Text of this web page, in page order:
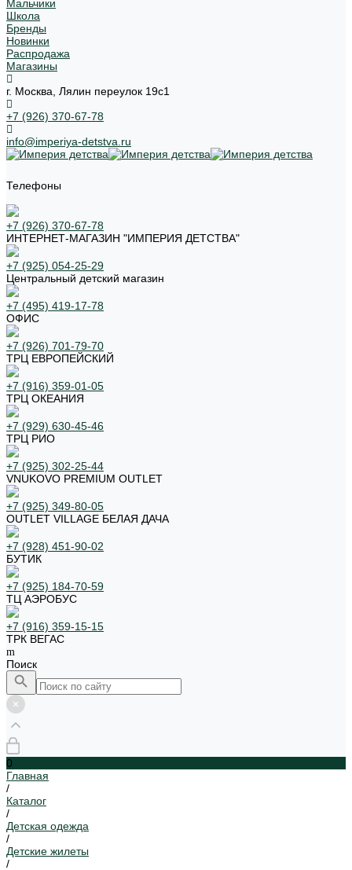
Мальчики
Школа
Бренды
Новинки
Распродажа
Магазины
г. Москва, Лялин переулок 19с1
+7 (926) 370-67-78
info@imperiya-detstva.ru
Телефоны
+7 (926) 370-67-78
ИНТЕРНЕТ-МАГАЗИН "ИМПЕРИЯ ДЕТСТВА"
+7 (925) 054-25-29
Центральный детский магазин
+7 (495) 419-17-78
ОФИС
+7 (926) 701-79-70
ТРЦ ЕВРОПЕЙСКИЙ
+7 (916) 359-01-05
ТРЦ ОКЕАНИЯ
+7 (929) 630-45-46
ТРЦ РИО
+7 (925) 302-25-44
VNUKOVO PREMIUM OUTLET
+7 (925) 349-80-05
OUTLET VILLAGE БЕЛАЯ ДАЧА
+7 (928) 451-90-02
БУТИК
+7 (925) 184-70-59
ТЦ АЭРОБУС
+7 (916) 359-15-15
ТРК ВЕГАС
Поиск
0
Главная
/
Каталог
/
Детская одежда
/
Детские жилеты
/